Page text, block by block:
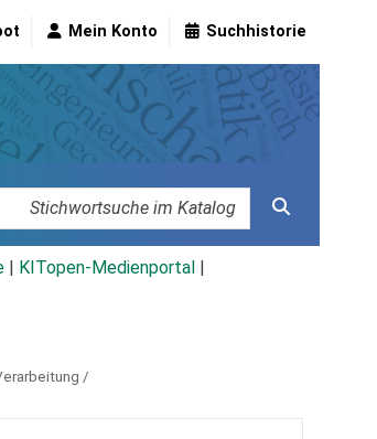
Mein Konto Suchhistorie
KITopen-Medienportal
/